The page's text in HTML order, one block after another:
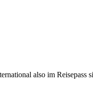
also im Reisepass